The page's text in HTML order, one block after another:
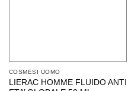
COSMESI UOMO
LIERAC HOMME FLUIDO ANTI